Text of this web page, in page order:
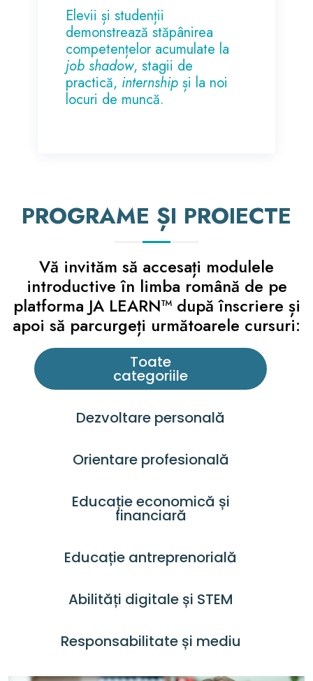
Elevii și studenții
demonstrează stăpânirea
competențelor acumulate la
job shadow, stagii de
practică, internship și la noi
locuri de muncă.
PROGRAME ȘI PROIECTE
Vă invităm să accesați modulele
introductive în limba română de pe
platforma JA LEARN™ după înscriere și
apoi să parcurgeți următoarele cursuri:
Toate
categoriile
Dezvoltare personală
Orientare profesională
Educație economică și
financiară
Educație antreprenorială
Abilități digitale și STEM
Responsabilitate și mediu